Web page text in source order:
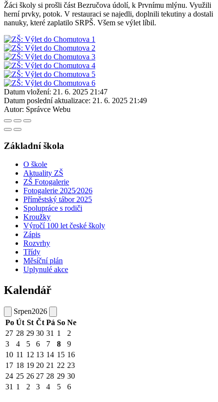
Žáci školy si prošli část Bezručova údolí, k Prvnímu mlýnu. Využili
herní prvky, potok. V restauraci se najedli, doplnili tekutiny a dostali
nanuky, které zaplatilo SRPŠ. Všem se výlet líbil.
Datum vložení: 21. 6. 2025 21:47
Datum poslední aktualizace: 21. 6. 2025 21:49
Autor: Správce Webu
Základní škola
O škole
Aktuality ZŠ
ZŠ Fotogalerie
Fotogalerie 2025⁄2026
Příměstský tábor 2025
Spolupráce s rodiči
Kroužky
Výročí 100 let české školy
Zápis
Rozvrhy
Třídy
Měsíční plán
Uplynulé akce
Kalendář
Srpen2026
Po Út St Čt Pá So Ne
27 28 29 30 31 1
2
3
4 5 6 7 8
9
10 11 12 13 14 15 16
17 18 19 20 21 22 23
24 25 26 27 28 29 30
31 1 2 3 4 5 6